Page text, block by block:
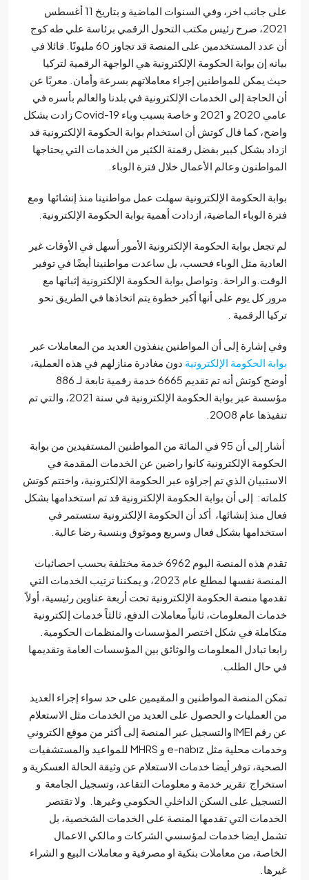
على جانب اخر، وفي السنوات الماضية و بتاريخ 11 أغسطس
2021، صرح رئيس مكتب التحول الرقمي برئاسة علي طه كوج
أن عدد المستخدمين على المنصة قد تجاوز 60 مليونًا. قائلا في
إن بوابة الحكومة الإلكترونية هي الواجهة الرقمية لتركيا
يمكن للمواطنين إجراء معاملاتهم بسرعة وأمان. معربًا عن
إلى الخدمات الإلكترونية في بلدنا والعالم بأسره في
عامي 2020 و 2021 و خاصة بسبب وباء Covid-19 زادت بشكل
كما قال كوتش أن استخدام بوابة الحكومة الإلكترونية قد
بشكل كبير بفضل رقمنة الكثير من الخدمات التي يحتاجها
وعالم الأعمال خلال فترة الوباء.
الحكومة الإلكترونية سهلت عمل مواطنينا منذ إنشائها ومع
الوباء الماضية، ازدادت أهمية بوابة الحكومة الإلكترونية.
بوابة الحكومة الإلكترونية الأمور أسهل في الأوقات غير
مثل الوباء فحسب، بل ساعدت مواطنينا أيضًا في توفير
الراحة. وتواصل بوابة الحكومة الإلكترونية إثباتها مع
كل يوم على أنها أكبر خطوة يتم اتخاذها في الطريق نحو
الرقمية .
إشارة إلى أن المواطنين ينفذون العديد من المعاملات عبر
الحكومة الإلكترونيةدون مغادرة منازلهم في هذه العملية،
أوضح كوتش أنه تم تقديم 6665 خدمة رقمية تابعة لـ 886
مؤسسة عبر بوابة الحكومة الإلكترونية في سنة 2021، والتي تم
عام 2008.
أشار إلى أن 95 في المائة من المواطنين المستفيدين من بوابة
الإلكترونية كانوا راضين عن الخدمات المقدمة في
الذي تم إجراؤه عبر الحكومة الإلكترونية، واختتم كوتش
إلى أن بوابة الحكومة الإلكترونية قد تم استخدامها بشكل
منذ إنشائها، أكد أن الحكومة الإلكترونية ستستمر في
بشكل فعال وسريع وموثوق وبنسبة رضا عالية.
تقدم هذه المنصة اليوم 6962 خدمة مختلفة بحسب احصائيات
المنصة نفسها لمطلع عام 2023، و يمكننا ترتيب الخدمات التي
منصة الحكومة الإلكترونية تحت أربعة عناوين رئيسية، أولاً
المعلومات، ثانياً معاملات الدفع، ثالثاً خدمات إلكترونية
في شكل اختصر المؤسسات والمنظمات الحكومية.
تبادل المعلومات والوثائق بين المؤسسات العامة وتقديمها
حال الطلب.
المنصة المواطنين و المقيمين على حد سواء إجراء العديد
و الحصول على العديد من الخدمات مثل الاستعلام
عن رقم IMEI والتسجيل عبر المنصة إلى أكثر من موقع الكتروني
وخدمات محلية مثل e-nabız و MHRS للمواعيد والمستشفيات
توفر أيضا خدمات الاستعلام عن وثيقة الحالة العسكرية و
تقرير خدمة و معلومات التقاعد، وتسجيل الجامعة و
على السكن الداخلي الحكومي وغيرها. ولا تقتصر
التي تقدمها المنصة على الخدمات الشخصية، بل
ايضا خدمات لمؤسسي الشركات و مالكي الاعمال
من معاملات بنكية او مصرفية و معاملات البيع و الشراء